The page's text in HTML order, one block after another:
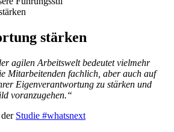
stärken
agilen Arbeitswelt bedeutet vielmehr
Mitarbeitenden fachlich, aber auch auf
Eigenverantwortung zu stärken und
voranzugehen.“
Studie #whatsnext